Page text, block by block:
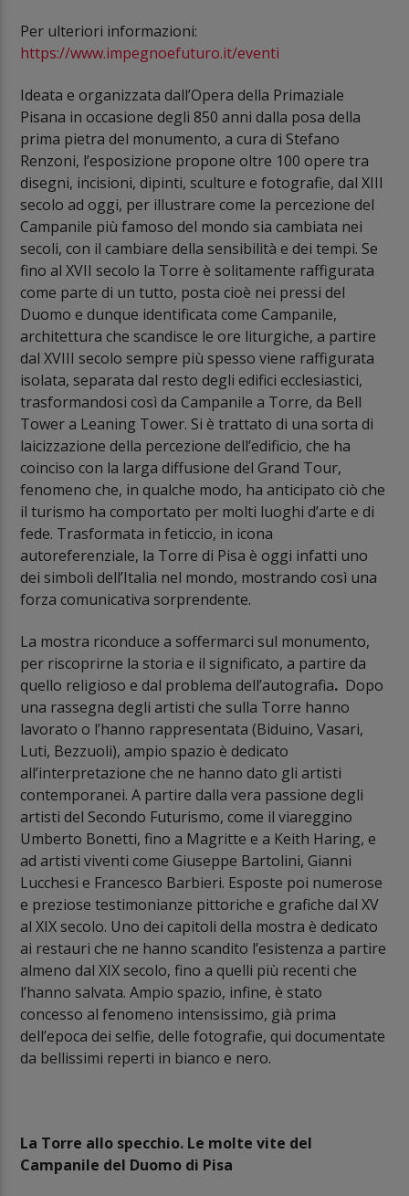
Per ulteriori informazioni:
https://www.impegnoefuturo.it/eventi
Ideata e organizzata dall’Opera della Primaziale
Pisana in occasione degli 850 anni dalla posa della
prima pietra del monumento, a cura di Stefano
Renzoni, l’esposizione propone oltre 100 opere tra
disegni, incisioni, dipinti, sculture e fotografie, dal XIII
secolo ad oggi, per illustrare come la percezione del
Campanile più famoso del mondo sia cambiata nei
secoli, con il cambiare della sensibilità e dei tempi. Se
fino al XVII secolo la Torre è solitamente raffigurata
come parte di un tutto, posta cioè nei pressi del
Duomo e dunque identificata come Campanile,
architettura che scandisce le ore liturgiche, a partire
dal XVIII secolo sempre più spesso viene raffigurata
isolata, separata dal resto degli edifici ecclesiastici,
trasformandosi così da Campanile a Torre, da Bell
Tower a Leaning Tower. Si è trattato di una sorta di
laicizzazione della percezione dell’edificio, che ha
coinciso con la larga diffusione del Grand Tour,
fenomeno che, in qualche modo, ha anticipato ciò che
il turismo ha comportato per molti luoghi d’arte e di
fede. Trasformata in feticcio, in icona
autoreferenziale, la Torre di Pisa è oggi infatti uno
dei simboli dell’Italia nel mondo, mostrando così una
forza comunicativa sorprendente.
La mostra riconduce a soffermarci sul monumento,
per riscoprirne la storia e il significato, a partire da
quello religioso e dal problema dell’autografia. Dopo
una rassegna degli artisti che sulla Torre hanno
lavorato o l’hanno rappresentata (Biduino, Vasari,
Luti, Bezzuoli), ampio spazio è dedicato
all’interpretazione che ne hanno dato gli artisti
contemporanei. A partire dalla vera passione degli
artisti del Secondo Futurismo, come il viareggino
Umberto Bonetti, fino a Magritte e a Keith Haring, e
ad artisti viventi come Giuseppe Bartolini, Gianni
Lucchesi e Francesco Barbieri. Esposte poi numerose
e preziose testimonianze pittoriche e grafiche dal XV
al XIX secolo. Uno dei capitoli della mostra è dedicato
ai restauri che ne hanno scandito l’esistenza a partire
almeno dal XIX secolo, fino a quelli più recenti che
l’hanno salvata. Ampio spazio, infine, è stato
concesso al fenomeno intensissimo, già prima
dell’epoca dei selfie, delle fotografie, qui documentate
da bellissimi reperti in bianco e nero.
La Torre allo specchio. Le molte vite del
Campanile del Duomo di Pisa